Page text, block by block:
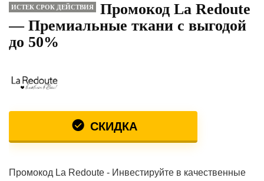
ИСТЕК СРОК ДЕЙСТВИЯ
Промокод La Redoute
— Премиальные ткани с выгодой
до 50%
СКИДКА
Промокод La Redoute - Инвестируйте в качественные